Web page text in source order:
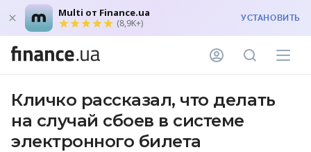
Multi от Finance.ua
(8,9K+) УСТАНОВИТЬ
Кличко рассказал, что делать
на случай сбоев в системе
электронного билета